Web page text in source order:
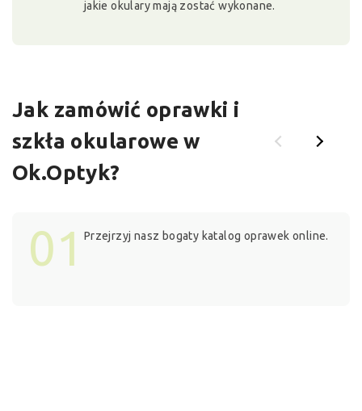
jakie okulary mają zostać wykonane.
Jak zamówić oprawki i
szkła okularowe w
Ok.Optyk?
01 Przejrzyj nasz bogaty katalog oprawek online.